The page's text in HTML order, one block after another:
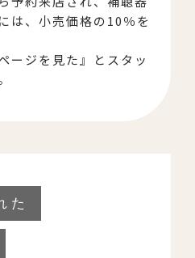
は、小売価格の10％を
ージを見た』とスタッ
た